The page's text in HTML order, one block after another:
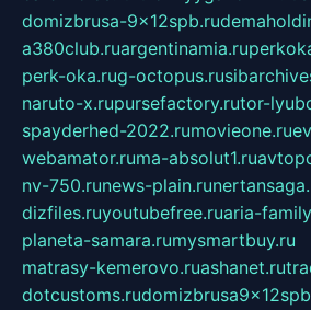
domizbrusa-9x12spb.ru
a380club.ruargentinamia.ru
perk-oka.rug-octopus.ru
naruto-x.rupursefactory.rutor-
spayderhed-2022.rumovieone.ru
webamator.ruma-absolut1.ru
nv-750.runews-plain.ru
dizfiles.ruyoutubefree.ruaria-
planeta-samara.rumysmartbuy.ru
matrasy-kemerovo.ruashanet.ru
dotcustoms.ru